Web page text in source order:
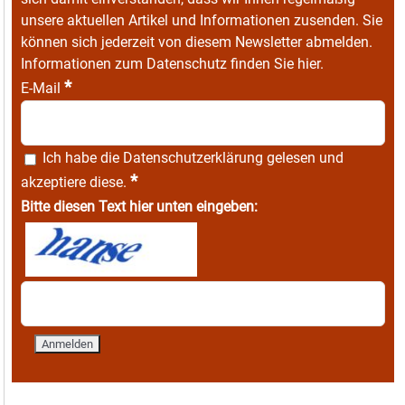
unsere aktuellen Artikel und Informationen zusenden. Sie
können sich jederzeit von diesem Newsletter abmelden.
Informationen zum Datenschutz finden Sie hier.
E-Mail *
Ich habe die Datenschutzerklärung gelesen und
akzeptiere diese. *
Bitte diesen Text hier unten eingeben: